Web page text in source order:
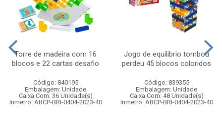
Torre de madeira com 16
blocos e 22 cartas desafio
Código: 840195
Embalagem: Unidade
Caixa Com: 36 Unidade(s)
Inmetro: ABCP-BRI-0404-2023-40
Jogo de equilibrio tombou
perdeu 45 blocos coloridos
Código: 839355
Embalagem: Unidade
Caixa Com: 48 Unidade(s)
Inmetro: ABCP-BRI-0404-2023-40